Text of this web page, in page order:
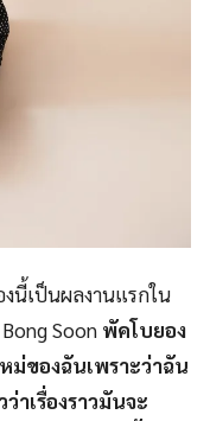
นี้เป็นผลงานแรกใน
Soon พัคโบยอง
ม่ของฉันเพราะว่าฉัน
าเรื่องราวมันจะ